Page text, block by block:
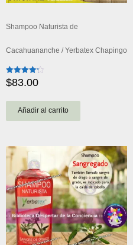
Shampoo Naturista de
Cacahuananche / Yerbatex Chapingo
Valorado
con
de 5
$83.00
Añadir al carrito